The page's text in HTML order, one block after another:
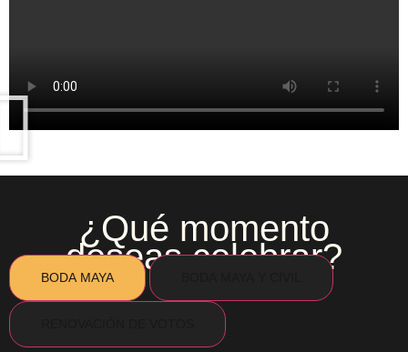
¿Qué momento
deseas celebrar?
BODA MAYA